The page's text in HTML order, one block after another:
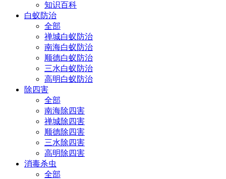
知识百科
白蚁防治
全部
禅城白蚁防治
南海白蚁防治
顺德白蚁防治
三水白蚁防治
高明白蚁防治
除四害
全部
南海除四害
禅城除四害
顺德除四害
三水除四害
高明除四害
消毒杀虫
全部